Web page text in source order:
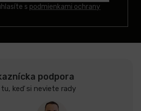
s podmienkami ochrany
podpora
tu, keď si neviete rady